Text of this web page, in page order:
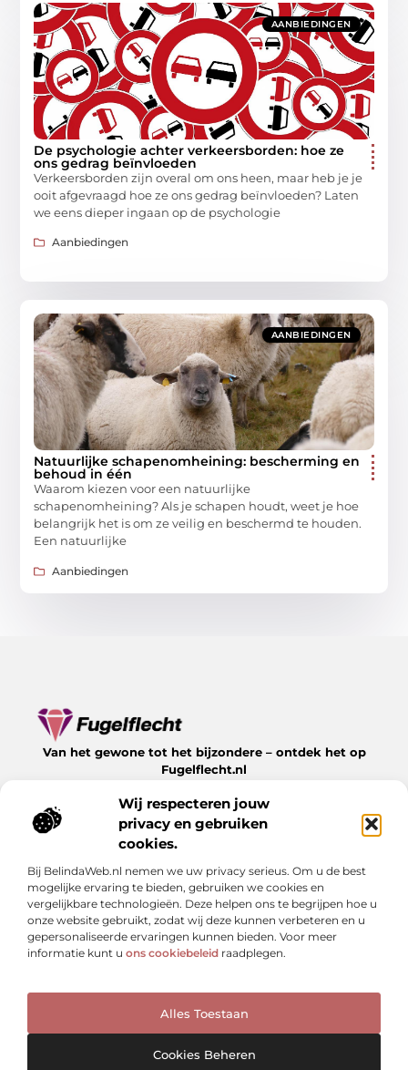
Wij respecteren jouw
privacy en gebruiken
cookies.
Bij BelindaWeb.nl nemen we uw privacy serieus. Om u de best
mogelijke ervaring te bieden, gebruiken we cookies en
vergelijkbare technologieën. Deze helpen ons te begrijpen hoe u
onze website gebruikt, zodat wij deze kunnen verbeteren en u
gepersonaliseerde ervaringen kunnen bieden. Voor meer
informatie kunt u ons cookiebeleid raadplegen.
Alles Toestaan
Cookies Beheren
AANBIEDINGEN
De psychologie achter verkeersborden: hoe ze
ons gedrag beïnvloeden
Verkeersborden zijn overal om ons heen, maar heb je je
ooit afgevraagd hoe ze ons gedrag beïnvloeden? Laten
we eens dieper ingaan op de psychologie
Aanbiedingen
AANBIEDINGEN
Natuurlijke schapenomheining: bescherming en
behoud in één
Waarom kiezen voor een natuurlijke
schapenomheining? Als je schapen houdt, weet je hoe
belangrijk het is om ze veilig en beschermd te houden.
Een natuurlijke
Aanbiedingen
Van het gewone tot het bijzondere – ontdek het op
Fugelflecht.nl
leven te bieden heeft.
Bericht categorie
Onze informatie
Cookiebeleid (EU)
@2025 www.fugelflecht.nl. All Right Reserved.